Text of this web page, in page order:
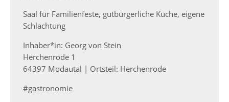
Saal für Familienfeste, gutbürgerliche Küche, eigene
Schlachtung
Inhaber*in: Georg von Stein
Herchenrode 1
64397 Modautal | Ortsteil: Herchenrode
#gastronomie